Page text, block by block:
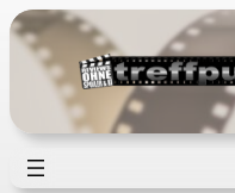
Zum
Inhalt
springen